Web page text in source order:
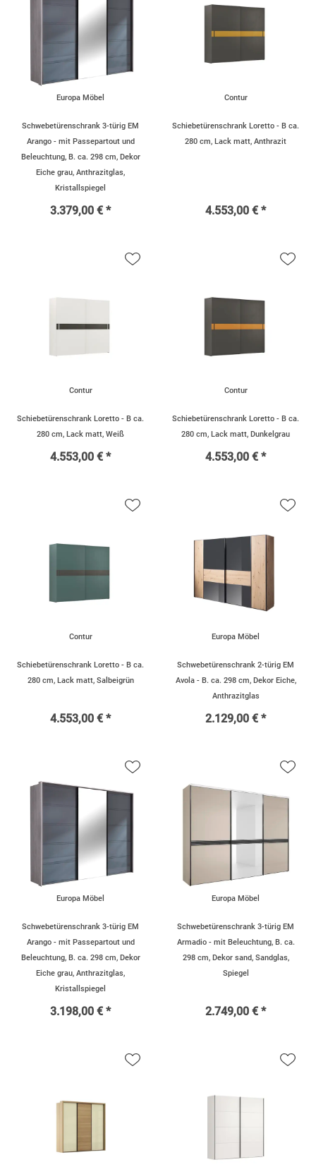
Europa Möbel
Schwebetürenschrank 3-türig EM
Arango - mit Passepartout und
Beleuchtung, B. ca. 298 cm, Dekor
Eiche grau, Anthrazitglas,
Kristallspiegel
3.379,00 € *
Contur
Schiebetürenschrank Loretto - B ca.
280 cm, Lack matt, Anthrazit
4.553,00 € *
Contur
Schiebetürenschrank Loretto - B ca.
280 cm, Lack matt, Weiß
4.553,00 € *
Contur
Schiebetürenschrank Loretto - B ca.
280 cm, Lack matt, Dunkelgrau
4.553,00 € *
Contur
Schiebetürenschrank Loretto - B ca.
280 cm, Lack matt, Salbeigrün
4.553,00 € *
Europa Möbel
Schwebetürenschrank 2-türig EM
Avola - B. ca. 298 cm, Dekor Eiche,
Anthrazitglas
2.129,00 € *
Europa Möbel
Schwebetürenschrank 3-türig EM
Arango - mit Passepartout und
Beleuchtung, B. ca. 298 cm, Dekor
Eiche grau, Anthrazitglas,
Kristallspiegel
3.198,00 € *
Europa Möbel
Schwebetürenschrank 3-türig EM
Armadio - mit Beleuchtung, B. ca.
298 cm, Dekor sand, Sandglas,
Spiegel
2.749,00 € *